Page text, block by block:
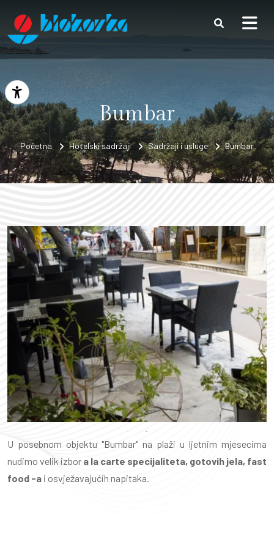
Prikaži postavke pristupačnosti
Bumbar
Početna Hotelski sadržaji Sadržaji i usluge Bumbar
U posebnom objektu "Bumbar" na plaži u ljetnim mjesecima
nudimo velik izbor a la carte specijaliteta, gotovih jela, fast
food -a i osvježavajućih napitaka.